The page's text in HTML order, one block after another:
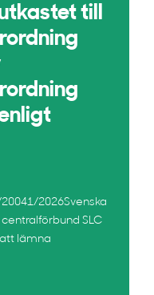
till
2026Svenska
SLC
lämna